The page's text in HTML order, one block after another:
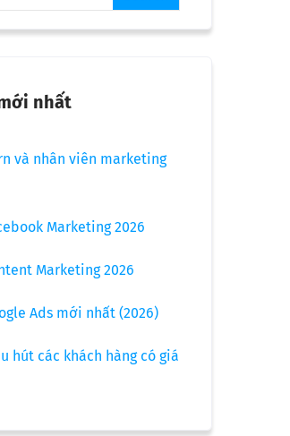
nhất
và nhân viên marketing
Marketing 2026
Marketing 2026
Ads mới nhất (2026)
hút các khách hàng có giá